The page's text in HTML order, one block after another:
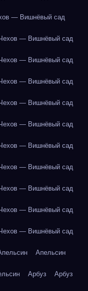
— Вишнёвый сад
— Вишнёвый сад
— Вишнёвый сад
— Вишнёвый сад
— Вишнёвый сад
— Вишнёвый сад
— Вишнёвый сад
— Вишнёвый сад
— Вишнёвый сад
— Вишнёвый сад
— Вишнёвый сад
Апельсин
Арбуз Арбуз